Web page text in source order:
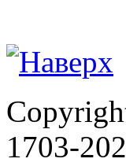
1703-